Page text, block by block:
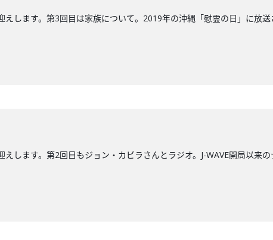
します。第3回目は家族について。2019年の沖縄「慰霊の日」に放送
します。第2回目もジョン・カビラさんとラジオ。J-WAVE開局以来